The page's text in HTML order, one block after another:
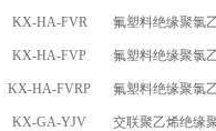
KX-HA-FVR 氟塑料绝缘聚氯
KX-HA-FVP 氟塑料绝缘聚氯
KX-HA-FVRP 氟塑料绝缘聚氯
KX-GA-YJV 交联聚乙烯绝缘